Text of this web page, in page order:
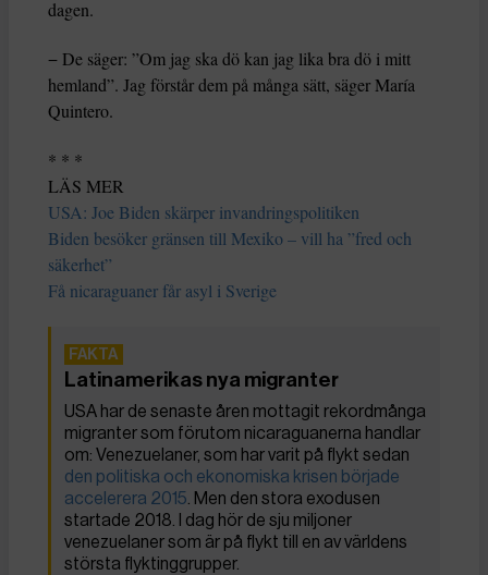
dagen.
− De säger: ”Om jag ska dö kan jag lika bra dö i mitt
hemland”. Jag förstår dem på många sätt, säger María
Quintero.
* * *
LÄS MER
USA: Joe Biden skärper invandringspolitiken
Biden besöker gränsen till Mexiko – vill ha ”fred och
säkerhet”
Få nicaraguaner får asyl i Sverige
Latinamerikas nya migranter
USA har de senaste åren mottagit rekordmånga
migranter som förutom nicaraguanerna handlar
om: Venezuelaner, som har varit på flykt sedan
den politiska och ekonomiska krisen började
accelerera 2015. Men den stora exodusen
startade 2018. I dag hör de sju miljoner
venezuelaner som är på flykt till en av världens
största flyktinggrupper.